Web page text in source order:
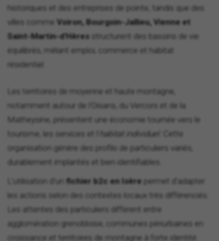
historiques et des entreprises de pointe, tandis que des
villes comme Voiron, Bourgoin-Jallieu, Vienne et
Saint-Martin-d'Hères structurent des bassins de vie
équilibrés, mêlant emploi, commerce et habitat
résidentiel.
Les territoires de moyenne et haute montagne,
notamment autour de l'Oisans, du Vercors et de la
Matheysine, présentent une économie tournée vers le
tourisme, les services et l'
habitat individuel
. Cette
organisation génère des profils de particuliers variés,
durablement implantés et bien identifiables.
L'utilisation d'un fichier b2c en Isère permet d'adapter
les actions selon des contextes locaux très différenciés.
Les attentes des particuliers diffèrent entre
agglomération grenobloise, communes périurbaines en
croissance et territoires de montagne à forte identité.